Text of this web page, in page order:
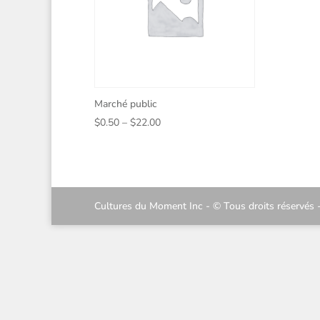
Marché public
$0.50 – $22.00Price
$22.00
Cultures du Moment Inc - © Tous droits réservés